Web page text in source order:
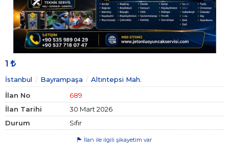
1
İstanbul Bayrampaşa
Altıntepsi Mah.
İlan No
689
İlan Tarihi
30 Mart 2026
Durum
Sıfır
İlan ile ilgili şikayetim var